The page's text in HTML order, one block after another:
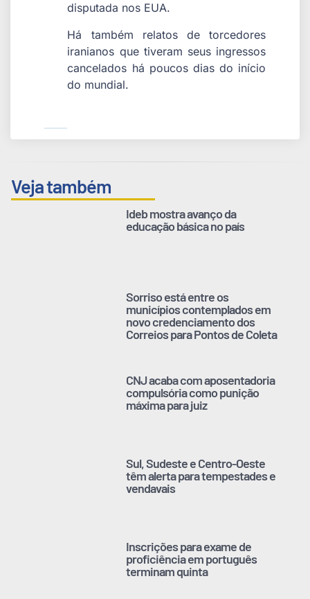
disputada nos EUA.
Há também relatos de torcedores
iranianos que tiveram seus ingressos
cancelados há poucos dias do início
do mundial.
Veja também
Ideb mostra avanço da
educação básica no país
Sorriso está entre os
municípios contemplados em
novo credenciamento dos
Correios para Pontos de Coleta
CNJ acaba com aposentadoria
compulsória como punição
máxima para juiz
Sul, Sudeste e Centro-Oeste
têm alerta para tempestades e
vendavais
Inscrições para exame de
proficiência em português
terminam quinta